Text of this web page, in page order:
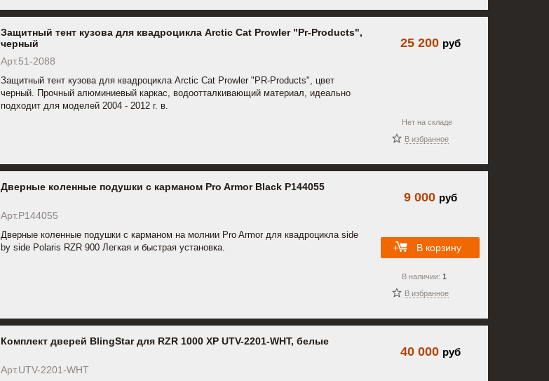
Защитный тент кузова для квадроцикла Arctic Cat Prowler "Pr-Products",
черный
Арт.51-2088
Защитный тент кузова для квадроцикла Arctic Cat Prowler "PR-Products", цвет
черный. Прочный алюминиевый каркас, водоотталкивающий материал, идеально
подходит для моделей 2004 - 2012 г. в.
25 200 руб
В избранное
Нет на складе
Дверные коленные подушки с карманом Pro Armor Black P144055
Арт.P144055
Дверные коленные подушки с карманом на молнии Pro Armor для квадроцикла side
by side Polaris RZR 900 Легкая и быстрая установка.
9 000 руб
В избранное
В наличии: 1
В корзину
Комплект дверей BlingStar для RZR 1000 XP UTV-2201-WHT, белые
Арт.UTV-2201-WHT
40 000 руб